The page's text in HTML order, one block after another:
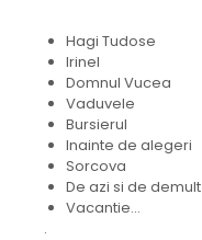
Hagi Tudose
Irinel
Domnul Vucea
Vaduvele
Bursierul
Inainte de alegeri
Sorcova
De azi si de demult
Vacantie...
.